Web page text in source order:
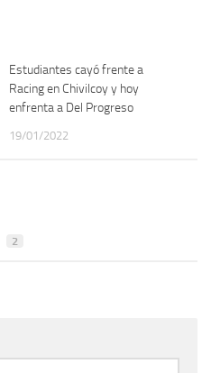
Estudiantes cayó frente a
Racing en Chivilcoy y hoy
enfrenta a Del Progreso
19/01/2022
2